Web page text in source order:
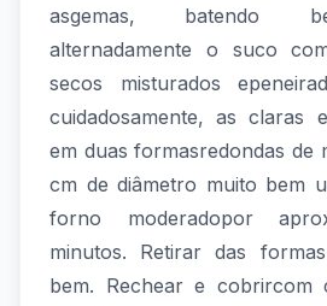
asgemas, batendo
alternadamente o suco
secos misturados
cuidadosamente, as claras
em duas formasredondas de
cm de diâmetro muito bem
forno moderadopor
minutos. Retirar das
bem. Rechear e cobrircom